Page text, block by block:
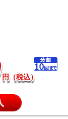
円（税込）